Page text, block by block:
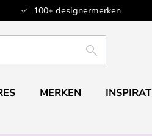
100+ designermerken
ZOEKEN
MERKEN